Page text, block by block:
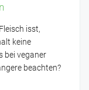
isst,
keine
bei veganer
beachten?